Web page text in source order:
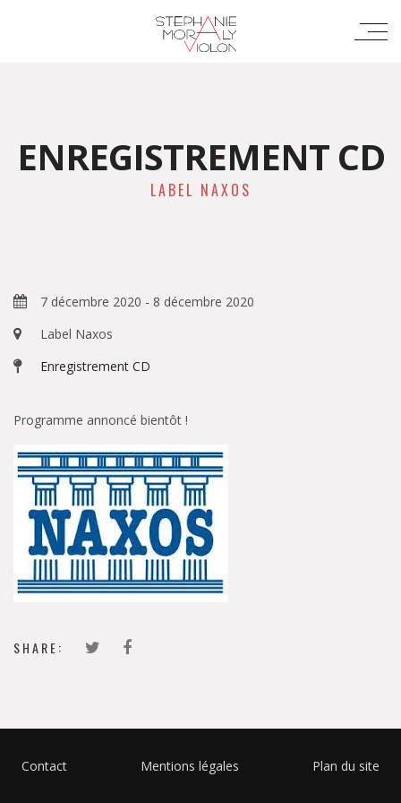
ENREGISTREMENT CD
LABEL NAXOS
7 décembre 2020 - 8 décembre 2020
Label Naxos
Enregistrement CD
Programme annoncé bientôt !
SHARE:
Contact Mentions légales Plan du site